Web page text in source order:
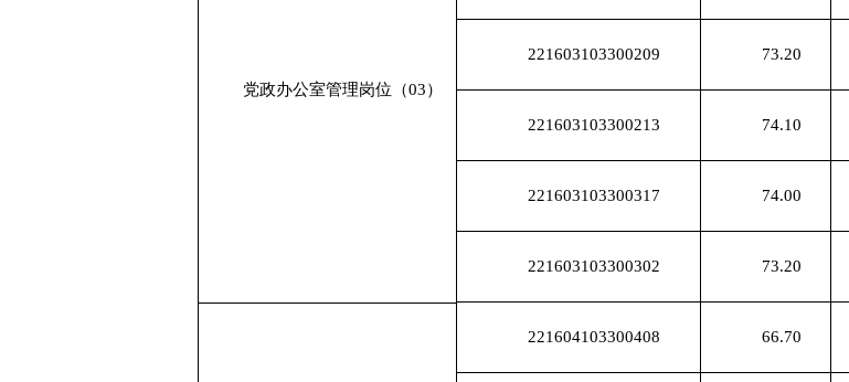
党政办公室管理岗位（03）
221603103300209 73.20
221603103300213 74.10
221603103300317 74.00
221603103300302 73.20
221604103300408 66.70